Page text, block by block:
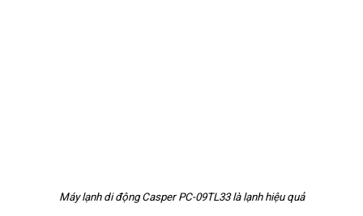
Máy lạnh di động Casper PC-09TL33 là lạnh hiệu quả